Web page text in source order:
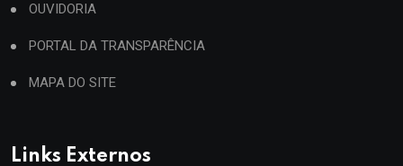
OUVIDORIA
PORTAL DA TRANSPARÊNCIA
MAPA DO SITE
Links Externos